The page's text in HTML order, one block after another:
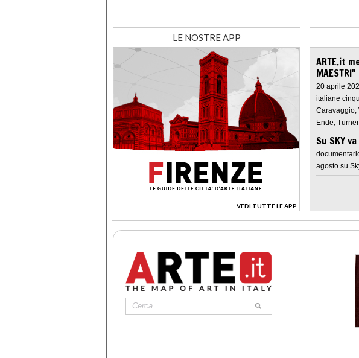
LE NOSTRE APP
VEDI TUTTE LE APP
>
ARTE.it
20 aprile
italiane
Caravaggio,
Ende,
Su SKY va
agosto su